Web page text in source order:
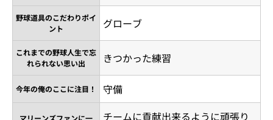
野球道具のこだわりポイ
ント
グローブ
これまでの野球人生で忘
れられない思い出
きつかった練習
今年の俺のここに注目！ 守備
マリーンズファンに一
チームに貢献出来るように頑張り